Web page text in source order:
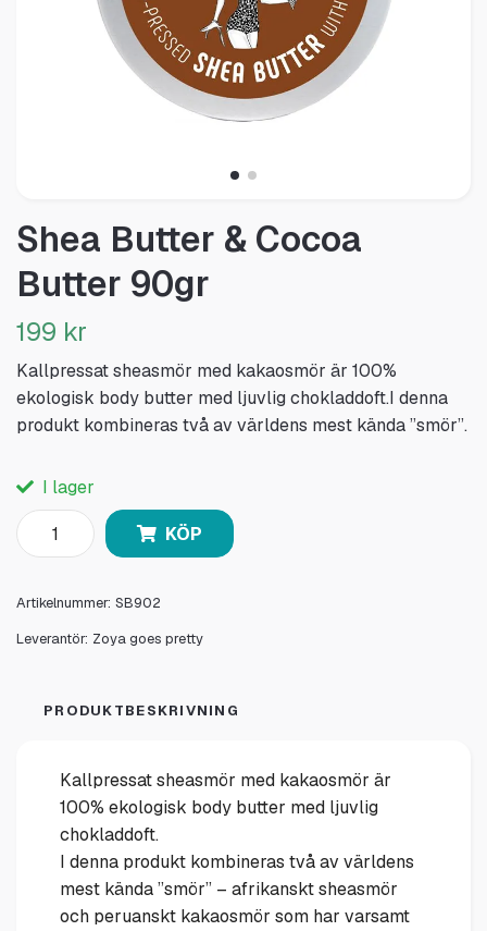
Shea Butter & Cocoa
Butter 90gr
199 kr
Kallpressat sheasmör med kakaosmör är 100%
ekologisk body butter med ljuvlig chokladdoft.I denna
produkt kombineras två av världens mest kända ”smör”.
I lager
KÖP
Artikelnummer: SB902
Leverantör: Zoya goes pretty
PRODUKTBESKRIVNING
Kallpressat sheasmör med kakaosmör är
100% ekologisk body butter med ljuvlig
chokladdoft.
I denna produkt kombineras två av världens
mest kända ”smör” – afrikanskt sheasmör
och peruanskt kakaosmör som har varsamt